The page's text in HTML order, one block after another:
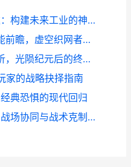
**智械工厂机器人网络搭建：构建未来工业的神经中枢——从玩家视角看自动化协同**
**星际战甲2026新战甲技能前瞻，虚空织网者的战术革命**
**命运2 2026年新DLC解析，光陨纪元后的终极回响**
家的战略抉择指南
典恐惧的现代回归
三角洲行动干员搭配攻略，战场协同与战术克制之道